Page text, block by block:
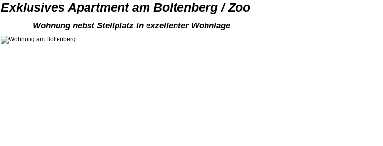
Exklusives Apartment am Boltenberg / Zoo
Wohnung nebst Stellplatz in exzellenter Wohnlage